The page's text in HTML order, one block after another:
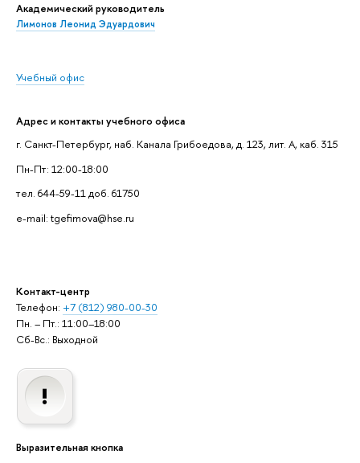
Академический руководитель
Лимонов Леонид Эдуардович
Учебный офис
Адрес и контакты учебного офиса
г. Санкт-Петербург, наб. Канала Грибоедова, д. 123, лит. А, каб. 315
Пн-Пт: 12:00-18:00
тел. 644-59-11 доб. 61750
e-mail: tgefimova@hse.ru
Контакт-центр
Телефон: +7 (812) 980-00-30
Пн. – Пт.: 11:00–18:00
Сб-Вс.: Выходной
Выразительная кнопка